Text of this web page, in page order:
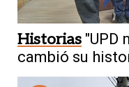
Historias "UPD
cambió su